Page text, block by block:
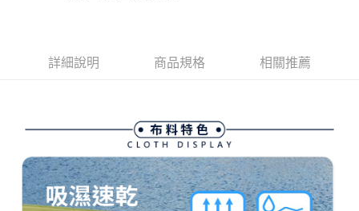
2.透過簡訊連結打開帳單後，可選擇「超商條碼／台灣大直營門市／銀行轉
用戶於交易時，得透過本服務購買商品或服務，並由商店將買賣／分期付款
買賣價金債權讓與本公司後，依約使用本公司帳單繳交帳款。
2.基於同意付款使用「大哥付你分期」之契約關係目的，商店將以您的個人
資料（包含姓名、電話或地址）提供予台灣大哥大進項蒐集、處理及利用，
由本公司與您本人進行分期帳單所需資料之確認、核對及更正。
3.完整用戶服務條款，請詳閱以下連結： https://oppay.tw/userRule
結帳頁面，進行簡訊認證並確認金額後，即可完成結帳。
※ 請注意：結帳手續完成當下不需立刻繳費，但若您需要取消訂單，請聯絡
購買商品的店家。未經商家同意取消之訂單仍視為有效，需透過AFTEE先享
※ 交易是否成功請以「AFTEE先享後付 」之結帳頁面顯示為準，若有關於
是否繳費成功／繳費後需取消欲退款等相關疑問，請聯繫「AFTEE先享後付
客戶支援中心」https://netprotections.freshdesk.com/support/home
付款後全家取貨
每筆NT$80，滿NT$2,000(含以上)免運費
付款後萊爾富取貨
每筆NT$80，滿NT$2,000(含以上)免運費
詳細說明 商品規格 相關推薦